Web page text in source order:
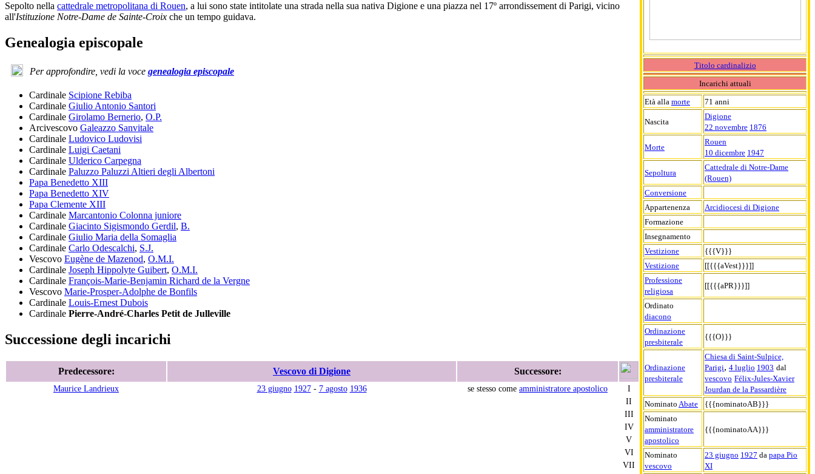
Titolo cardinalizio
Incarichi attuali
Età alla morte 71 anni
Nascita
Digione
22 novembre 1876
Morte
Rouen
10 dicembre 1947
Sepoltura
Cattedrale di Notre-Dame
(Rouen)
Conversione
Appartenenza
Arcidiocesi di Digione
Formazione
Insegnamento
Vestizione
{{{V}}}
Vestizione
[[{{{aVest}}}]]
Professione
religiosa
[[{{{aPR}}}]]
Ordinato
diacono
Ordinazione
presbiterale
{{{O}}}
Ordinazione
presbiterale
Chiesa di Saint-Sulpice,
Parigi, 4 luglio 1903 dal
vescovo Félix-Jules-Xavier
Jourdan de la Passardière
Nominato Abate
{{{nominatoAB}}}
Nominato
amministratore
apostolico
{{{nominatoAA}}}
Nominato
vescovo
23 giugno 1927 da papa Pio
XI
Sepolto nella cattedrale metropolitana di Rouen, a lui sono state intitolate una strada nella sua nativa Digione e una piazza nel 17º arrondissement di Parigi, vicino
all'Istituzione Notre-Dame de Sainte-Croix che un tempo guidava.
Genealogia episcopale
Per approfondire, vedi la voce genealogia episcopale
Cardinale Scipione Rebiba
Cardinale Giulio Antonio Santori
Cardinale Girolamo Bernerio, O.P.
Arcivescovo Galeazzo Sanvitale
Cardinale Ludovico Ludovisi
Cardinale Luigi Caetani
Cardinale Ulderico Carpegna
Cardinale Paluzzo Paluzzi Altieri degli Albertoni
Papa Benedetto XIII
Papa Benedetto XIV
Papa Clemente XIII
Cardinale Marcantonio Colonna juniore
Cardinale Giacinto Sigismondo Gerdil, B.
Cardinale Giulio Maria della Somaglia
Cardinale Carlo Odescalchi, S.J.
Vescovo Eugène de Mazenod, O.M.I.
Cardinale Joseph Hippolyte Guibert, O.M.I.
Cardinale François-Marie-Benjamin Richard de la Vergne
Vescovo Marie-Prosper-Adolphe de Bonfils
Cardinale Louis-Ernest Dubois
Cardinale Pierre-André-Charles Petit de Julleville
Successione degli incarichi
Predecessore: Vescovo di Digione Successore:
Maurice Landrieux 23 giugno 1927- 7 agosto 1936 se stesso come amministratore apostolico
I
II
III
IV
V
VI
VII